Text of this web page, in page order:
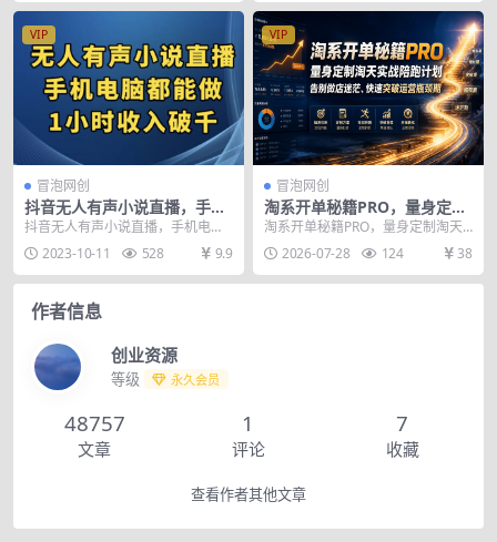
VIP
冒泡网创
抖音无人有声小说直播，手机
电脑都能做，1小时收入破千
【揭秘】
抖音无人有声小说直播，手机电脑
都能做，1小时收入破千【揭秘】
有声小说无人直播项...
2023-10-11 528 9.9
VIP
冒泡网创
淘系开单秘籍PRO，量身定制
淘天实战陪跑计划，告别做店
迷茫、快速突破运营瓶颈期
（更新20260728）
淘系开单秘籍PRO，量身定制淘天
实战陪跑计划，告别做店迷茫、快
速突破运营瓶颈期（...
2026-07-28 124 38
作者信息
创业资源
等级 永久会员
48757
文章
1
评论
7
收藏
查看作者其他文章